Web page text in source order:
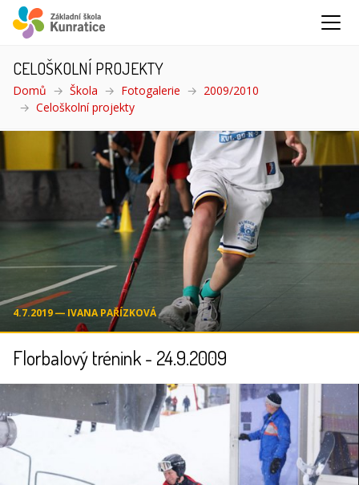
CELOŠKOLNÍ PROJEKTY
Domů Škola Fotogalerie
2009/2010
Celoškolní projekty
4.7.2019 ― IVANA PAŘÍZKOVÁ
Florbalový trénink - 24.9.2009